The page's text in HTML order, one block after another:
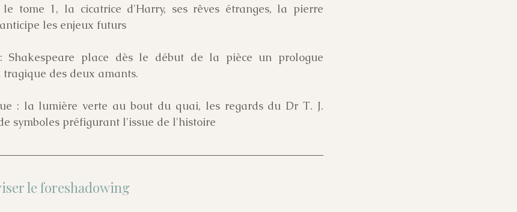
le tome 1, la cicatrice d'Harry, ses rêves étranges, la pierre
les enjeux futurs
Shakespeare place dès le début de la pièce un prologue
des deux amants.
: la lumière verte au bout du quai, les regards du Dr T. J.
symboles préfigurant l'issue de l'histoire
le foreshadowing